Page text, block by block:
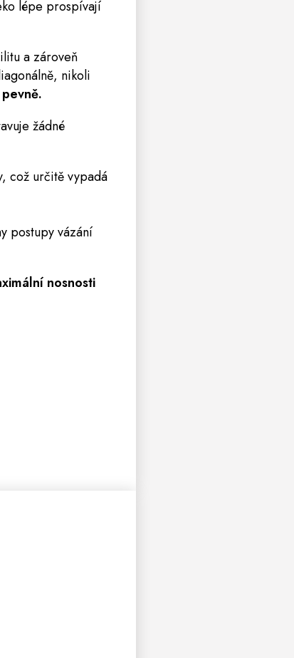
lépe prospívají
a zároveň
nikoli
žádné
což určitě vypadá
postupy vázání
nosnosti